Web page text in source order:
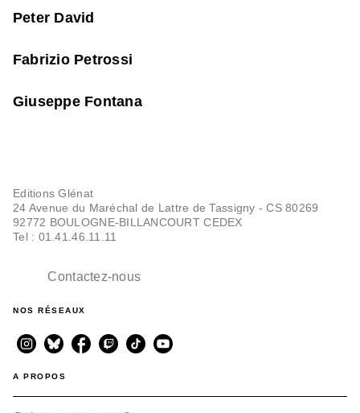
Peter David
Fabrizio Petrossi
Giuseppe Fontana
Editions Glénat
24 Avenue du Maréchal de Lattre de Tassigny - CS 80269
92772 BOULOGNE-BILLANCOURT CEDEX
Tel : 01.41.46.11.11
Contactez-nous
NOS RÉSEAUX
A PROPOS